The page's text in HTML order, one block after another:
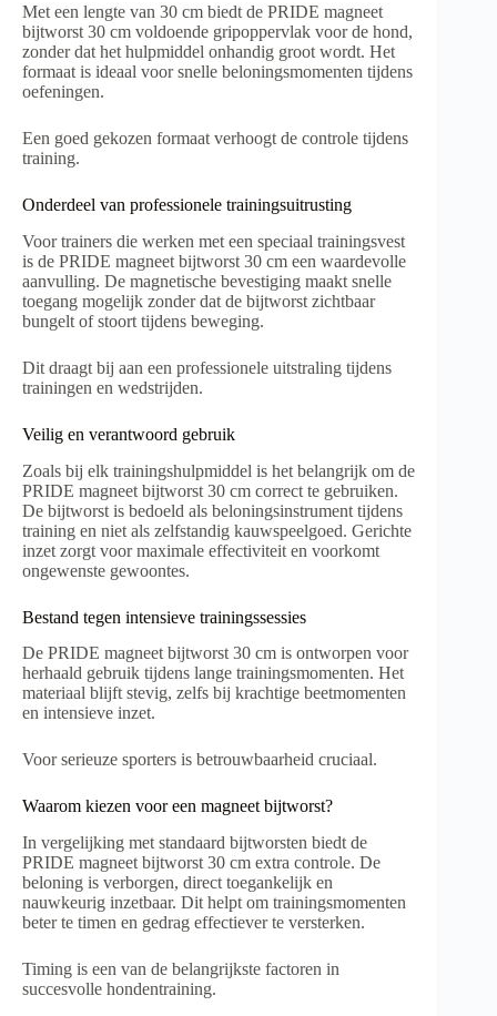
Met een lengte van 30 cm biedt de PRIDE magneet
bijtworst 30 cm voldoende gripoppervlak voor de hond,
zonder dat het hulpmiddel onhandig groot wordt. Het
formaat is ideaal voor snelle beloningsmomenten tijdens
oefeningen.
Een goed gekozen formaat verhoogt de controle tijdens
training.
Onderdeel van professionele trainingsuitrusting
Voor trainers die werken met een speciaal trainingsvest
is de PRIDE magneet bijtworst 30 cm een waardevolle
aanvulling. De magnetische bevestiging maakt snelle
toegang mogelijk zonder dat de bijtworst zichtbaar
bungelt of stoort tijdens beweging.
Dit draagt bij aan een professionele uitstraling tijdens
trainingen en wedstrijden.
Veilig en verantwoord gebruik
Zoals bij elk trainingshulpmiddel is het belangrijk om de
PRIDE magneet bijtworst 30 cm correct te gebruiken.
De bijtworst is bedoeld als beloningsinstrument tijdens
training en niet als zelfstandig kauwspeelgoed. Gerichte
inzet zorgt voor maximale effectiviteit en voorkomt
ongewenste gewoontes.
Bestand tegen intensieve trainingssessies
De PRIDE magneet bijtworst 30 cm is ontworpen voor
herhaald gebruik tijdens lange trainingsmomenten. Het
materiaal blijft stevig, zelfs bij krachtige beetmomenten
en intensieve inzet.
Voor serieuze sporters is betrouwbaarheid cruciaal.
Waarom kiezen voor een magneet bijtworst?
In vergelijking met standaard bijtworsten biedt de
PRIDE magneet bijtworst 30 cm extra controle. De
beloning is verborgen, direct toegankelijk en
nauwkeurig inzetbaar. Dit helpt om trainingsmomenten
beter te timen en gedrag effectiever te versterken.
Timing is een van de belangrijkste factoren in
succesvolle hondentraining.